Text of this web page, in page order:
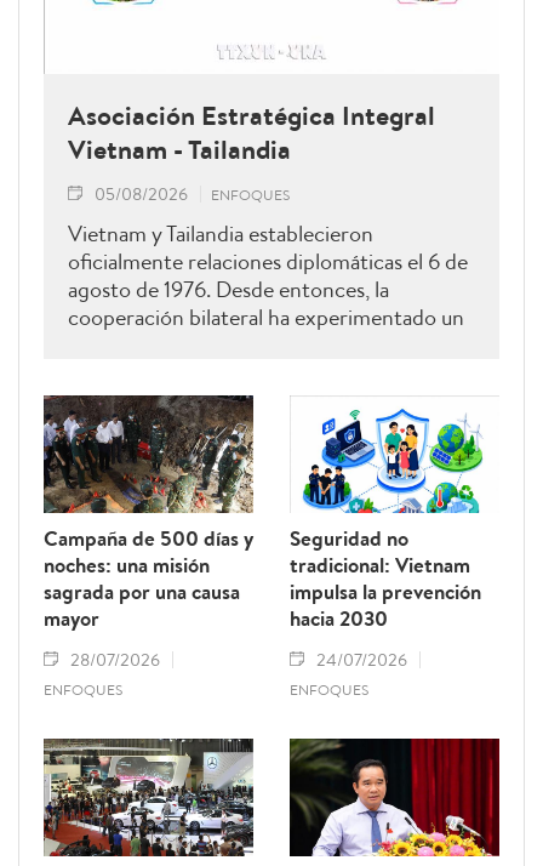
Asociación Estratégica Integral
Vietnam - Tailandia
05/08/2026 ENFOQUES
Vietnam y Tailandia establecieron
oficialmente relaciones diplomáticas el 6 de
agosto de 1976. Desde entonces, la
cooperación bilateral ha experimentado un
Campaña de 500 días y
noches: una misión
sagrada por una causa
mayor
28/07/2026
ENFOQUES
Seguridad no
tradicional: Vietnam
impulsa la prevención
hacia 2030
24/07/2026
ENFOQUES